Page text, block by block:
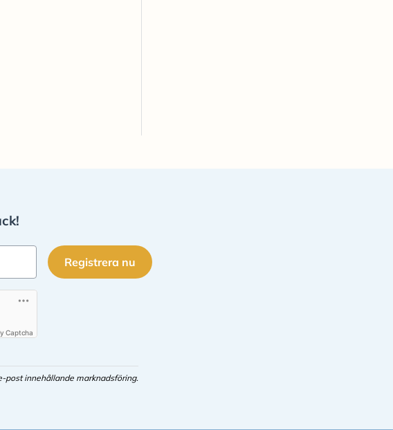
Registrera nu
Captcha
post innehållande marknadsföring.